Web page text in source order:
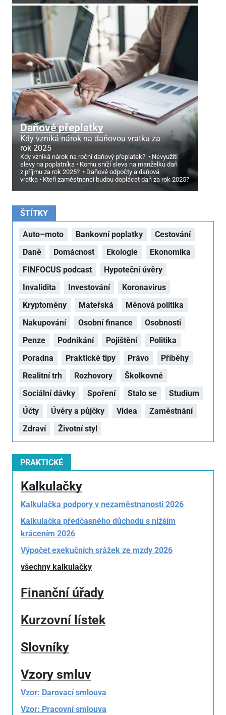
Daňové přeplatky
Kdy vzniká nárok na daňovou vratku za
rok 2025
Kdy vzniká nárok na roční daňový přeplatek?
Nevyužití
slevy na poplatníka
Komu sníží sleva na manželku daň
z příjmu za rok 2025?
Daňové odpočty a daňová
vratka
Kteří zaměstnanci budou doplácet daň za rok 2025?
ŠTÍTKY
Auto–moto Bankovní poplatky
Cestování
Daně
Domácnost Ekologie
Ekonomika
FINFOCUS podcast
Hypoteční úvěry
Invalidita
Investování
Koronavirus
Kryptoměny
Mateřská
Měnová politika
Nakupování
Osobní finance
Osobnosti
Penze
Podnikání Pojištění
Politika
Poradna
Praktické tipy Právo
Příběhy
Realitní trh
Rozhovory
Školkovné
Sociální dávky
Spoření Stalo se
Studium
Účty
Úvěry a půjčky Videa
Zaměstnání
Zdraví
Životní styl
PRAKTICKÉ
Kalkulačky
Kalkulačka podpory v nezaměstnanosti 2026
Kalkulačka předčasného důchodu s nižším
krácením 2026
Výpočet exekučních srážek ze mzdy 2026
všechny kalkulačky
Finanční úřady
Kurzovní lístek
Slovníky
Vzory smluv
Vzor: Darovací smlouva
Vzor: Pracovní smlouva